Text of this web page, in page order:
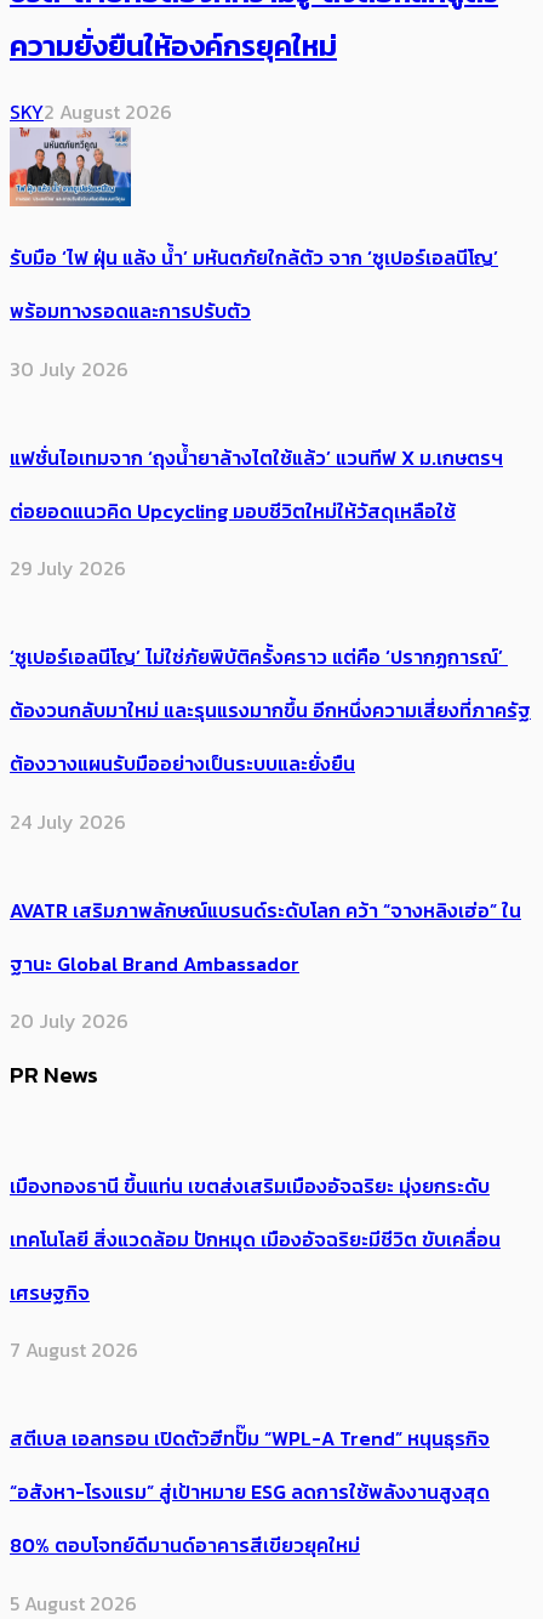
ความยั่งยืนให้องค์กรยุคใหม่
SKY2 August 2026
รับมือ ‘ไฟ ฝุ่น แล้ง น้ำ’ มหันตภัยใกล้ตัว จาก ‘ซูเปอร์เอลนีโญ’
พร้อมทางรอดและการปรับตัว
30 July 2026
แฟชั่นไอเทมจาก ‘ถุงน้ำยาล้างไตใช้แล้ว’ แวนทีฟ X ม.เกษตรฯ
ต่อยอดแนวคิด Upcycling มอบชีวิตใหม่ให้วัสดุเหลือใช้
29 July 2026
‘ซูเปอร์เอลนีโญ’ ไม่ใช่ภัยพิบัติครั้งคราว แต่คือ ‘ปรากฏการณ์’ ​
ต้อง​วนกลับมาใหม่ และรุนแรงมากขึ้น อีกหนึ่งความเสี่ยงที่ภาครัฐ
ต้องวางแผนรับมืออย่างเป็นระบบและยั่งยืน
24 July 2026
AVATR เสริมภาพลักษณ์แบรนด์ระดับโลก คว้า “จางหลิงเฮ่อ” ใน
ฐานะ Global Brand Ambassador
20 July 2026
PR News
เมืองทองธานี ขึ้นแท่น เขตส่งเสริมเมืองอัจฉริยะ มุ่งยกระดับ
เทคโนโลยี สิ่งแวดล้อม ปักหมุด เมืองอัจฉริยะมีชีวิต ขับเคลื่อน
เศรษฐกิจ
7 August 2026
สตีเบล เอลทรอน เปิดตัวฮีทปั๊ม “WPL-A Trend” หนุนธุรกิจ
“อสังหา-โรงแรม” สู่เป้าหมาย ESG ลดการใช้พลังงานสูงสุด
80% ตอบโจทย์ดีมานด์อาคารสีเขียวยุคใหม่
5 August 2026